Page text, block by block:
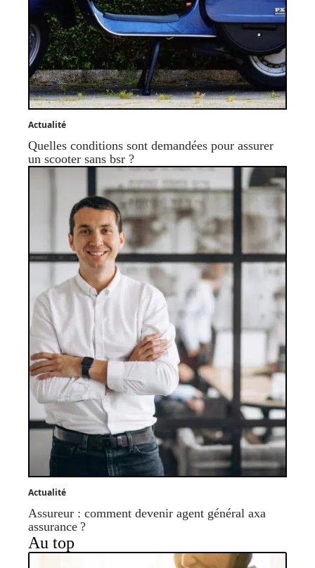
Actualité
Quelles conditions sont demandées pour assurer
un scooter sans bsr ?
Actualité
Assureur : comment devenir agent général axa
assurance ?
Au top